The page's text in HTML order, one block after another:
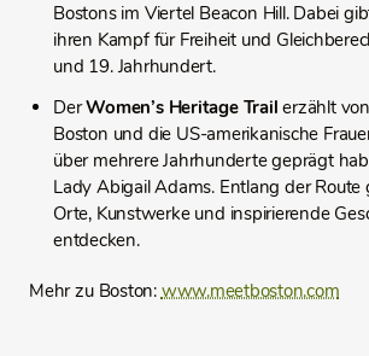
Bostons im Viertel Beacon Hill. Dabei
ihren Kampf für Freiheit und
und 19. Jahrhundert.
DerWomen’s Heritage Trailerzählt
Boston und die US-amerikanische
über mehrere Jahrhunderte geprägt
Lady Abigail Adams. Entlang der Route
Orte, Kunstwerke und inspirierende
entdecken.
Mehr zu Boston:www.meetboston.com